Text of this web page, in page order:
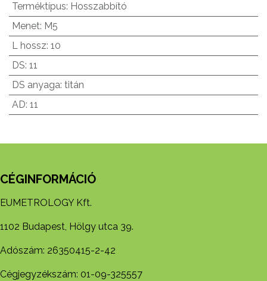
Terméktípus: Hosszabbító
Menet: M5
L hossz: 10
DS: 11
DS anyaga: titán
AD: 11
CÉGINFORMÁCIÓ
EUMETROLOGY Kft.
1102 Budapest, Hölgy utca 39.
Adószám: 26350415-2-42
Cégjegyzékszám: 01-09-325557